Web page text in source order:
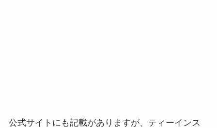
公式サイトにも記載がありますが、ティーインス